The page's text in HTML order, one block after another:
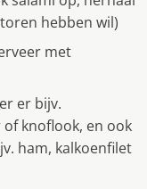
hebben wil)
met
er bijv.
knoflook, en ook
ham, kalkoenfilet